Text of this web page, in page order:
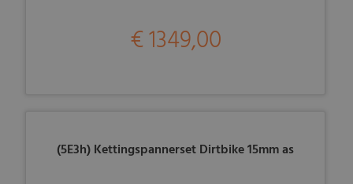
€ 1349,00
(5E3h) Kettingspannerset Dirtbike 15mm as